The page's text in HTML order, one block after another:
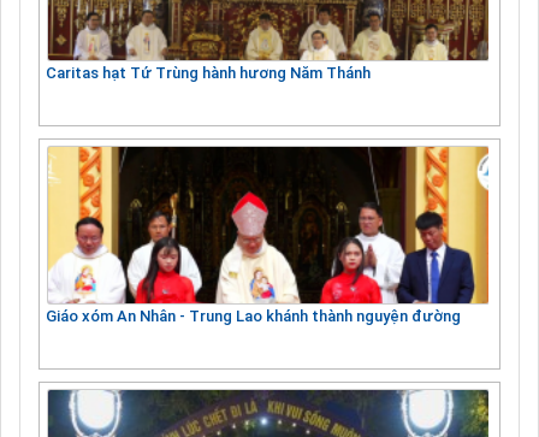
Caritas hạt Tứ Trùng hành hương Năm Thánh
Giáo xóm An Nhân - Trung Lao khánh thành nguyện đường